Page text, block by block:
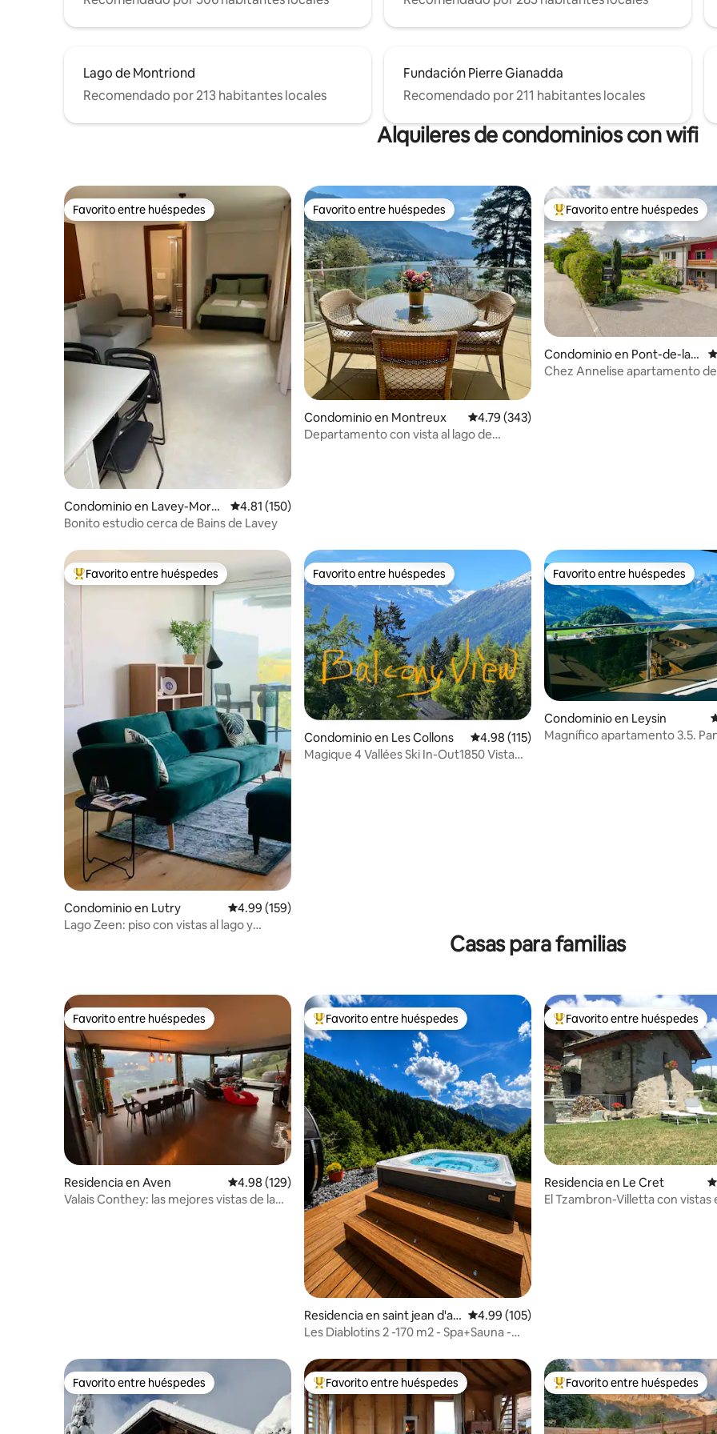
Lago de Montriond
Recomendado por 213 habitantes locales
Fundación Pierre Gianadda
Recomendado por 211 habitantes locales
Alquileres de condominios con wifi
Favorito entre huéspedes
Favorito entre huéspedes
Condominio en Lavey-Morcl
es
Calificación promedio: 4.81 de 5; 150 evaluaciones
4.81 (150)
Bonito estudio cerca de Bains de Lavey
Favorito entre huéspedes
Favorito entre huéspedes
Condominio en Montreux Calificación promedio: 4.79 de 5; 343
4.79 (343)
Departamento con vista al lago de
De los mejores en Favorito
Favorito entre huéspedes
Condominio en Pont-de-la-
Morge (Sion
Chez Annelise apartamento
De los mejores en Favorito entre huéspedes
Favorito entre huéspedes
Condominio en Lutry Calificación promedio: 4.99 de 5; 159 evaluaciones
4.99 (159)
Lago Zeen: piso con vistas al lago y
Favorito entre huéspedes
Favorito entre huéspedes
Condominio en Les Collons Calificación promedio: 4.98 de 5; 115
4.98 (115)
Magique 4 Vallées Ski In-Out1850 Vista
Favorito entre huéspedes
Favorito entre huéspedes
Condominio en Leysin
Magnífico apartamento 3.5.
Casas para familias
Favorito entre huéspedes
Favorito entre huéspedes
Residencia en Aven Calificación promedio: 4.98 de 5; 129 evaluaciones
4.98 (129)
Valais Conthey: las mejores vistas de la
De los mejores en Favorito entre huéspedes
Favorito entre huéspedes
Residencia en saint jean d'au
lps
Calificación promedio: 4.99 de 5; 105
4.99 (105)
Les Diablotins 2 -170 m2 - Spa+Sauna -
De los mejores en Favorito
Favorito entre huéspedes
Residencia en Le Cret
El Tzambron-Villetta con vistas
Favorito entre huéspedes
Favorito entre huéspedes De los mejores en Favorito entre huéspedes
Favorito entre huéspedes De los mejores en Favorito
Favorito entre huéspedes